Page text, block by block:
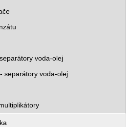
voda-olej
separátory voda-olej